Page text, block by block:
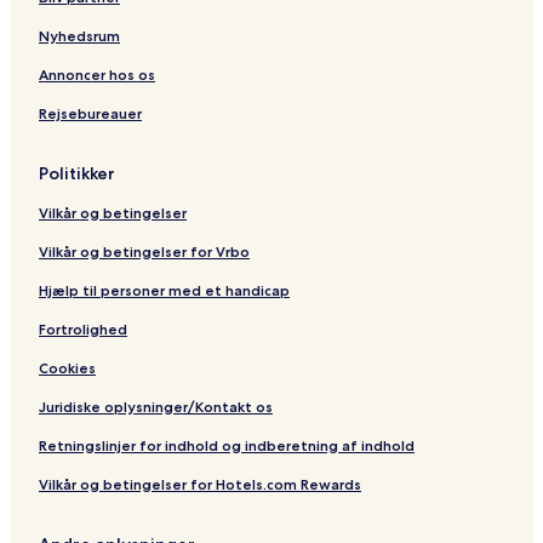
o
l
n
s
i
Nyhedsrum
Annoncer hos os
Rejsebureauer
Politikker
Vilkår og betingelser
Vilkår og betingelser for Vrbo
Hjælp til personer med et handicap
Fortrolighed
Cookies
Juridiske oplysninger/Kontakt os
Retningslinjer for indhold og indberetning af indhold
Vilkår og betingelser for Hotels.com Rewards